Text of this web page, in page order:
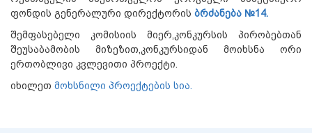
ფონდის გენერალური დირექტორის ბრძანება №14.
შემფასებელი კომისიის მიერ,კონკურსის პირობებთან
შეუსაბამობის მიზეზით,კონკურსიდან მოიხსნა ორი
ერთობლივი კვლევითი პროექტი.
იხილეთ მოხსნილი პროექტების სია.